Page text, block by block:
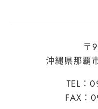
〒
沖縄県那覇
TEL：
FAX：